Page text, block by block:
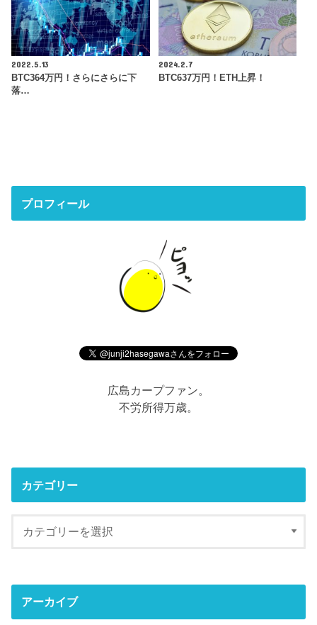
2022.5.13
BTC364万円！さらにさらに下
落…
2024.2.7
BTC637万円！ETH上昇！
プロフィール
広島カープファン。
不労所得万歳。
カテゴリー
アーカイブ